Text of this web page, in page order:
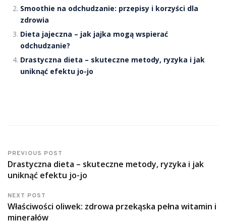
Smoothie na odchudzanie: przepisy i korzyści dla
zdrowia
Dieta jajeczna – jak jajka mogą wspierać
odchudzanie?
Drastyczna dieta – skuteczne metody, ryzyka i jak
uniknąć efektu jo-jo
PREVIOUS POST
Drastyczna dieta – skuteczne metody, ryzyka i jak
uniknąć efektu jo-jo
NEXT POST
Właściwości oliwek: zdrowa przekąska pełna witamin i
minerałów